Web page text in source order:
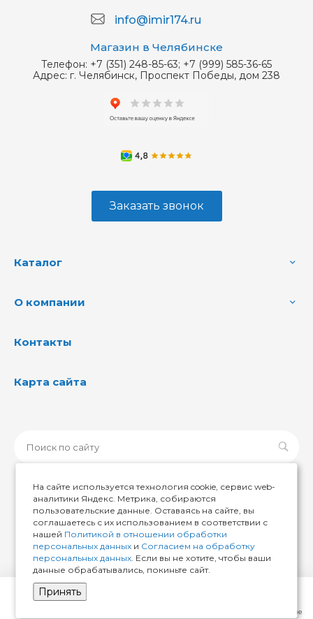
Сравнение
info@imir174.ru
Магазин в Челябинске
Телефон: +7 (351) 248-85-63; +7 (999) 585-36-65
Адрес: г. Челябинск, Проспект Победы, дом 238
Заказать звонок
Каталог
О компании
Контакты
Карта сайта
© 2026 ИМИР174, Все права защищены
На сайте используется технология cookie, сервис web-
аналитики Яндекс. Метрика, собираются
пользовательские данные. Оставаясь на сайте, вы
соглашаетесь с их использованием в соответствии с
нашей Политикой в отношении обработки
персональных данных и Согласием на обработку
персональных данных. Если вы не хотите, чтобы ваши
данные обрабатывались, покиньте сайт.
Принять